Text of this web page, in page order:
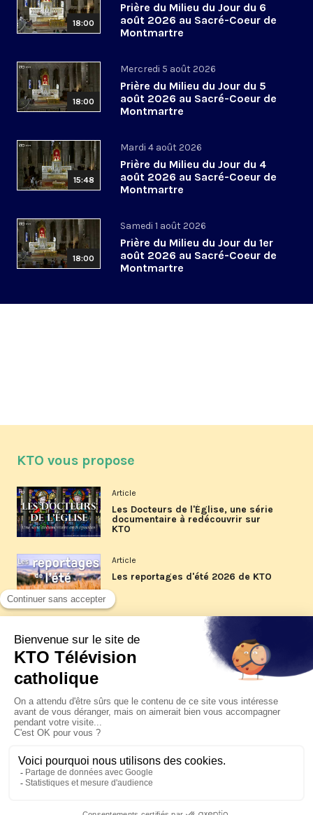
18:00
Prière du Milieu du Jour du 6
août 2026 au Sacré-Coeur de
Montmartre
18:00
Mercredi 5 août 2026
Prière du Milieu du Jour du 5
août 2026 au Sacré-Coeur de
Montmartre
15:48
Mardi 4 août 2026
Prière du Milieu du Jour du 4
août 2026 au Sacré-Coeur de
Montmartre
18:00
Samedi 1 août 2026
Prière du Milieu du Jour du 1er
août 2026 au Sacré-Coeur de
Montmartre
KTO vous propose
Article
Les Docteurs de l'Église, une série
documentaire à redécouvrir sur
KTO
Article
Les reportages d'été 2026 de KTO
La visite pastorale du pape Léon
XIV à Assise à suivre sur KTO le
jeudi 6 août
Le pape en Uruguay, Argentine et
Pérou du 6 au 17 novembre 2026
© KTO 2026 —Contact